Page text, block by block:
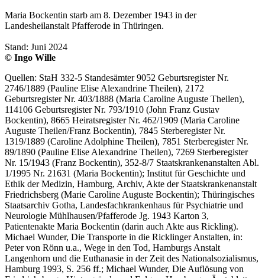
Maria Bockentin starb am 8. Dezember 1943 in der
Landesheilanstalt Pfafferode in Thüringen.
Stand: Juni 2024
© Ingo Wille
Quellen: StaH 332-5 Standesämter 9052 Geburtsregister Nr.
2746/1889 (Pauline Elise Alexandrine Theilen), 2172
Geburtsregister Nr. 403/1888 (Maria Caroline Auguste Theilen),
114106 Geburtsregister Nr. 793/1910 (John Franz Gustav
Bockentin), 8665 Heiratsregister Nr. 462/1909 (Maria Caroline
Auguste Theilen/Franz Bockentin), 7845 Sterberegister Nr.
1319/1889 (Caroline Adolphine Theilen), 7851 Sterberegister Nr.
89/1890 (Pauline Elise Alexandrine Theilen), 7269 Sterberegister
Nr. 15/1943 (Franz Bockentin), 352-8/7 Staatskrankenanstalten Abl.
1/1995 Nr. 21631 (Maria Bockentin); Institut für Geschichte und
Ethik der Medizin, Hamburg, Archiv, Akte der Staatskrankenanstalt
Friedrichsberg (Marie Caroline Auguste Bockentin); Thüringisches
Staatsarchiv Gotha, Landesfachkrankenhaus für Psychiatrie und
Neurologie Mühlhausen/Pfafferode Jg. 1943 Karton 3,
Patientenakte Maria Bockentin (darin auch Akte aus Rickling).
Michael Wunder, Die Transporte in die Ricklinger Anstalten, in:
Peter von Rönn u.a., Wege in den Tod, Hamburgs Anstalt
Langenhorn und die Euthanasie in der Zeit des Nationalsozialismus,
Hamburg 1993, S. 256 ff.; Michael Wunder, Die Auflösung von